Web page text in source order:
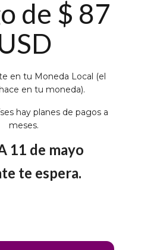
de $ 87
en tu Moneda Local (el
en tu moneda).
hay planes de pagos a
meses.
11 de mayo
te espera.